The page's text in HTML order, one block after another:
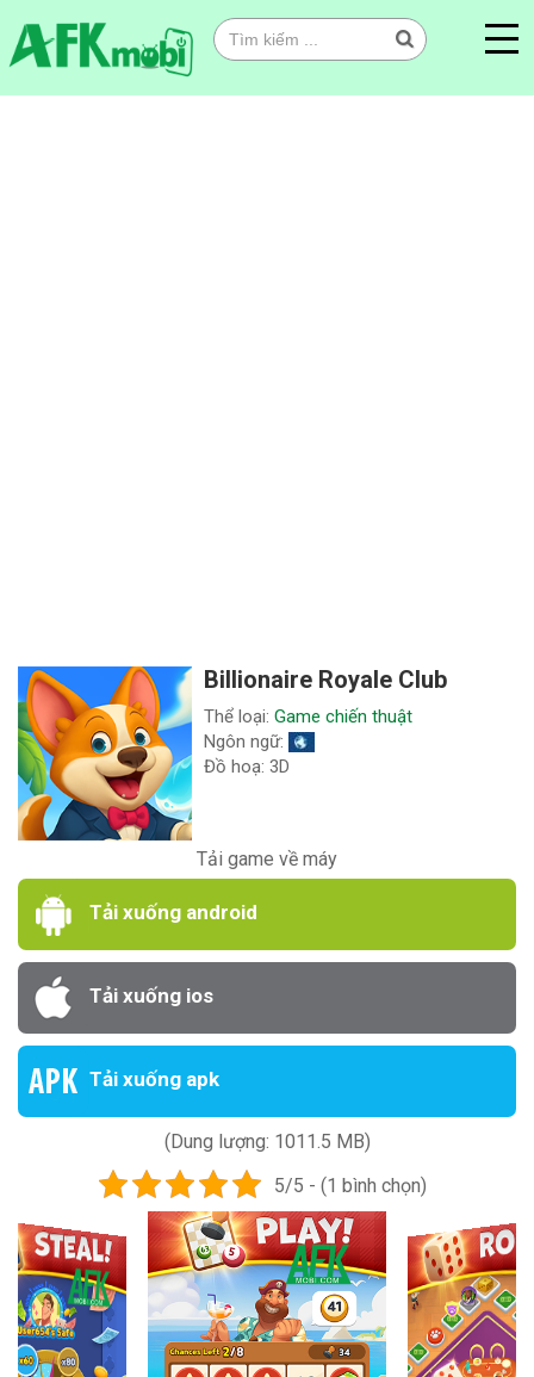
Billionaire Royale Club
Thể loại:Game chiến thuật
Ngôn ngữ:
Đồ hoạ: 3D
Tải game về máy
Tải xuống android
Tải xuống ios
Tải xuống apk
(Dung lượng: 1011.5 MB)
5/5 - (1 bình chọn)